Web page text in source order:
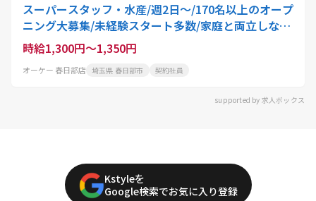
スーパースタッフ・水産/週2日～/170名以上のオープ
ニング大募集/未経験スタート多数/家庭と両立しなが
ら働ける/主婦・主夫歓迎
時給1,300円～1,350円
オーケー 春日部店 埼玉県 春日部市 契約社員
supported by 求人ボックス
Kstyleを
Google検索でお気に入り登録